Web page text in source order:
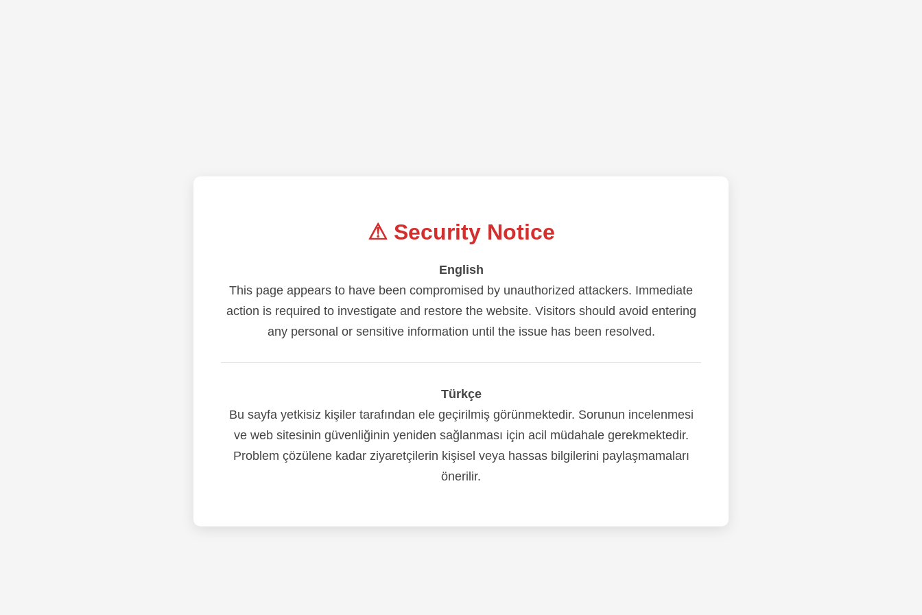
⚠ Security Notice
English
This page appears to have been compromised by unauthorized attackers. Immediate
action is required to investigate and restore the website. Visitors should avoid entering
any personal or sensitive information until the issue has been resolved.
Türkçe
Bu sayfa yetkisiz kişiler tarafından ele geçirilmiş görünmektedir. Sorunun incelenmesi
ve web sitesinin güvenliğinin yeniden sağlanması için acil müdahale gerekmektedir.
Problem çözülene kadar ziyaretçilerin kişisel veya hassas bilgilerini paylaşmamaları
önerilir.